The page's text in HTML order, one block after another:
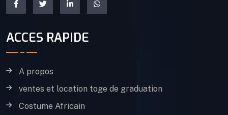
ACCES RAPIDE
A propos
ventes et location toge de graduation
Costume Africain